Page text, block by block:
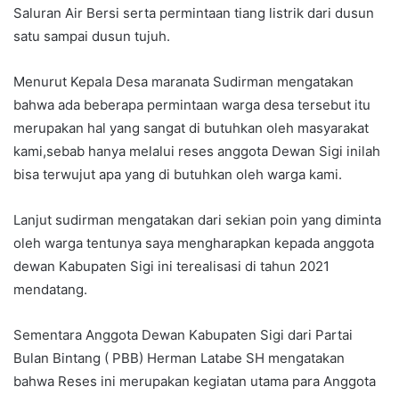
Saluran Air Bersi serta permintaan tiang listrik dari dusun
satu sampai dusun tujuh.
Menurut Kepala Desa maranata Sudirman mengatakan
bahwa ada beberapa permintaan warga desa tersebut itu
merupakan hal yang sangat di butuhkan oleh masyarakat
kami,sebab hanya melalui reses anggota Dewan Sigi inilah
bisa terwujut apa yang di butuhkan oleh warga kami.
Lanjut sudirman mengatakan dari sekian poin yang diminta
oleh warga tentunya saya mengharapkan kepada anggota
dewan Kabupaten Sigi ini terealisasi di tahun 2021
mendatang.
Sementara Anggota Dewan Kabupaten Sigi dari Partai
Bulan Bintang ( PBB) Herman Latabe SH mengatakan
bahwa Reses ini merupakan kegiatan utama para Anggota